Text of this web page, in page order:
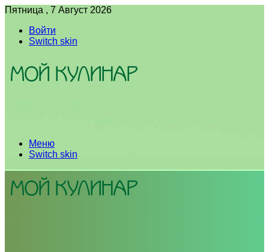
Пятница , 7 Август 2026
Войти
Switch skin
Меню
Switch skin